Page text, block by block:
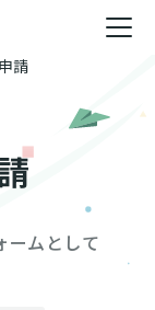
請
ームとして